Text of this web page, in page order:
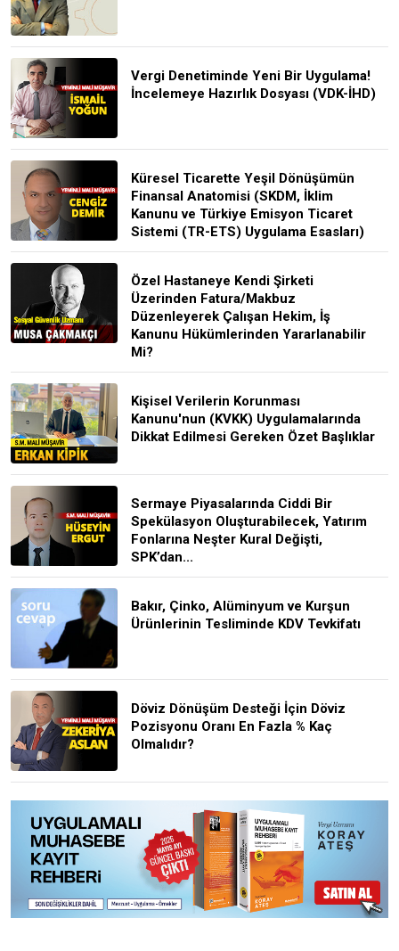
Vergi Denetiminde Yeni Bir Uygulama!
İncelemeye Hazırlık Dosyası (VDK-İHD)
Küresel Ticarette Yeşil Dönüşümün
Finansal Anatomisi (SKDM, İklim
Kanunu ve Türkiye Emisyon Ticaret
Sistemi (TR-ETS) Uygulama Esasları)
Özel Hastaneye Kendi Şirketi
Üzerinden Fatura/Makbuz
Düzenleyerek Çalışan Hekim, İş
Kanunu Hükümlerinden Yararlanabilir
Mi?
Kişisel Verilerin Korunması
Kanunu'nun (KVKK) Uygulamalarında
Dikkat Edilmesi Gereken Özet Başlıklar
Sermaye Piyasalarında Ciddi Bir
Spekülasyon Oluşturabilecek, Yatırım
Fonlarına Neşter Kural Değişti,
SPK’dan...
Bakır, Çinko, Alüminyum ve Kurşun
Ürünlerinin Tesliminde KDV Tevkifatı
Döviz Dönüşüm Desteği İçin Döviz
Pozisyonu Oranı En Fazla % Kaç
Olmalıdır?